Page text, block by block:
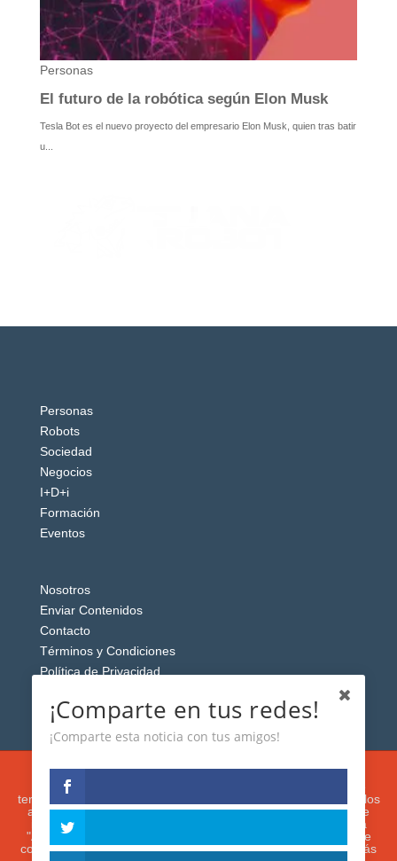
Personas
Robots
Sociedad
Negocios
I+D+i
Formación
Eventos
Nosotros
Enviar Contenidos
Contacto
Términos y Condiciones
Política de Privacidad
Esta web usa cookies analíticas y publicitarias (propias y de
terceros) para analizar el tráfico y personalizar el contenido y los
anuncios que le mostremos de acuerdo con su navegación e
intereses, buscando así mejorar su experiencia. Si presiona
"Aceptar" o continúa navegando, acepta su utilización. Puede
configurar o rechazar su uso presionando "Configuración". Más
¡Comparte en tus redes!
¡Comparte esta noticia con tus amigos!